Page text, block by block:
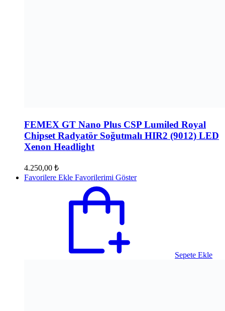
FEMEX GT Nano Plus CSP Lumiled Royal
Chipset Radyatör Soğutmalı HIR2 (9012) LED
Xenon Headlight
4.250,00 ₺
Favorilere Ekle Favorilerimi Göster
Sepete Ekle